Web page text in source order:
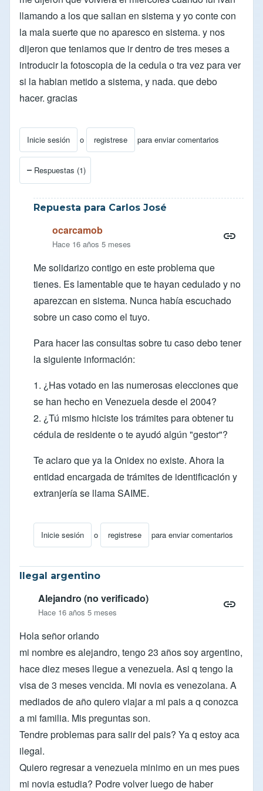
llamando a los que salian en sistema y yo conte con
la mala suerte que no aparesco en sistema. y nos
dijeron que teniamos que ir dentro de tres meses a
introducir la fotoscopia de la cedula o tra vez para ver
si la habian metido a sistema, y nada. que debo
hacer. gracias
Inicie sesión o registrese para enviar comentarios
Respuestas (1)
Repuesta para Carlos José
ocarcamob
Hace 16 años 5 meses
Me solidarizo contigo en este problema que
tienes. Es lamentable que te hayan cedulado y no
aparezcan en sistema. Nunca había escuchado
sobre un caso como el tuyo.
Para hacer las consultas sobre tu caso debo tener
la siguiente información:
1. ¿Has votado en las numerosas elecciones que
se han hecho en Venezuela desde el 2004?
2. ¿Tú mismo hiciste los trámites para obtener tu
cédula de residente o te ayudó algún "gestor"?
Te aclaro que ya la Onidex no existe. Ahora la
entidad encargada de trámites de identificación y
extranjería se llama SAIME.
Inicie sesión o registrese para enviar comentarios
En respuesta a preguntaporcarlos jose ar… (no
Ilegal argentino
Alejandro (no verificado)
Hace 16 años 5 meses
Hola señor orlando
mi nombre es alejandro, tengo 23 años soy argentino,
hace diez meses llegue a venezuela. Asi q tengo la
visa de 3 meses vencida. Mi novia es venezolana. A
mediados de año quiero viajar a mi pais a q conozca
a mi familia. Mis preguntas son.
Tendre problemas para salir del pais? Ya q estoy aca
ilegal.
Quiero regresar a venezuela minimo en un mes pues
mi novia estudia? Podre volver luego de haber